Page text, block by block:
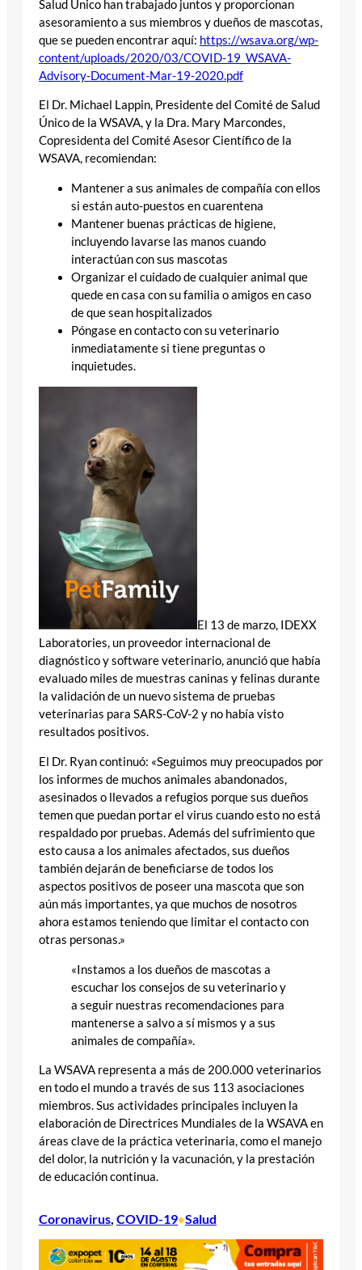
Salud Único han trabajado juntos y proporcionan
asesoramiento a sus miembros y dueños de mascotas,
que se pueden encontrar aquí: https://wsava.org/wp-
content/uploads/2020/03/COVID-19_WSAVA-
Advisory-Document-Mar-19-2020.pdf
El Dr. Michael Lappin, Presidente del Comité de Salud
Único de la WSAVA, y la Dra. Mary Marcondes,
Copresidenta del Comité Asesor Científico de la
WSAVA, recomiendan:
Mantener a sus animales de compañía con ellos
si están auto-puestos en cuarentena
Mantener buenas prácticas de higiene,
incluyendo lavarse las manos cuando
interactúan con sus mascotas
Organizar el cuidado de cualquier animal que
quede en casa con su familia o amigos en caso
de que sean hospitalizados
Póngase en contacto con su veterinario
inmediatamente si tiene preguntas o
inquietudes.
El 13 de marzo, IDEXX
Laboratories, un proveedor internacional de
diagnóstico y software veterinario, anunció que había
evaluado miles de muestras caninas y felinas durante
la validación de un nuevo sistema de pruebas
veterinarias para SARS-CoV-2 y no había visto
resultados positivos.
El Dr. Ryan continuó: «Seguimos muy preocupados por
los informes de muchos animales abandonados,
asesinados o llevados a refugios porque sus dueños
temen que puedan portar el virus cuando esto no está
respaldado por pruebas. Además del sufrimiento que
esto causa a los animales afectados, sus dueños
también dejarán de beneficiarse de todos los
aspectos positivos de poseer una mascota que son
aún más importantes, ya que muchos de nosotros
ahora estamos teniendo que limitar el contacto con
otras personas.»
«Instamos a los dueños de mascotas a
escuchar los consejos de su veterinario y
a seguir nuestras recomendaciones para
mantenerse a salvo a sí mismos y a sus
animales de compañía».
La WSAVA representa a más de 200.000 veterinarios
en todo el mundo a través de sus 113 asociaciones
miembros. Sus actividades principales incluyen la
elaboración de Directrices Mundiales de la WSAVA en
áreas clave de la práctica veterinaria, como el manejo
del dolor, la nutrición y la vacunación, y la prestación
de educación continua.
Coronavirus COVID-19•Salud